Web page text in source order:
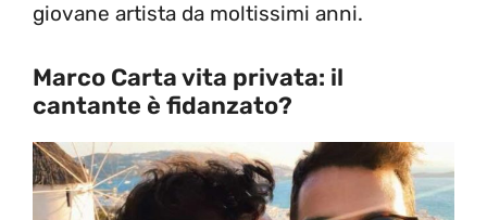
giovane artista da moltissimi anni.
Marco Carta vita privata: il
cantante è fidanzato?